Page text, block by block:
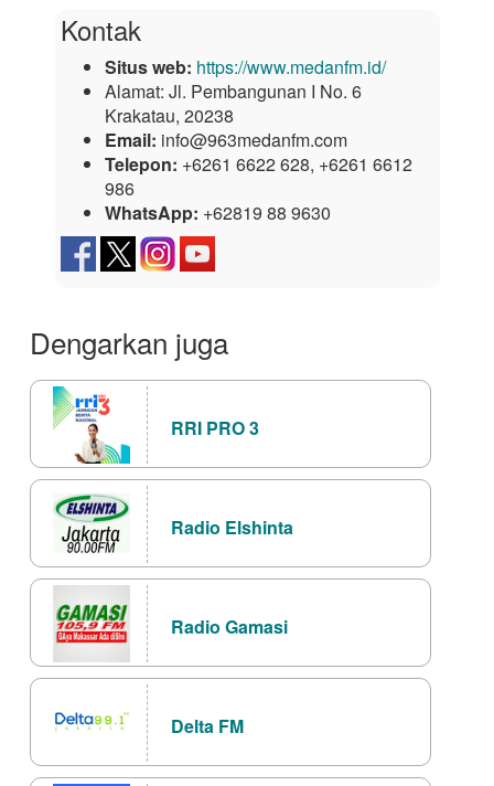
Kontak
Situs web: https://www.medanfm.id/
Alamat: Jl. Pembangunan I No. 6
Krakatau, 20238
Email: info@963medanfm.com
Telepon: +6261 6622 628, +6261 6612
986
WhatsApp: +62819 88 9630
Dengarkan juga
RRI PRO 3
Radio Elshinta
Radio Gamasi
Delta FM